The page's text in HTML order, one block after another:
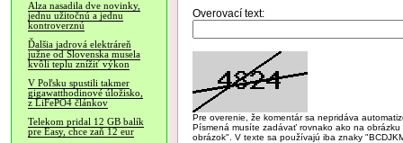
Alza nasadila dve novinky,
jednu užitočnú a jednu
kontroverznú
Ďalšia jadrová elektráreň
južne od Slovenska musela
kvôli teplu znížiť výkon
V Poľsku spustili takmer
gigawatthodinové úložisko,
z LiFePO4 článkov
Telekom pridal 12 GB balík
pre Easy, chce zaň 12 eur
Overovací text:
Pre overenie, že komentár sa nepridáva
Písmená musíte zadávať rovnako ako na
obrázok". V texte sa používajú iba znaky